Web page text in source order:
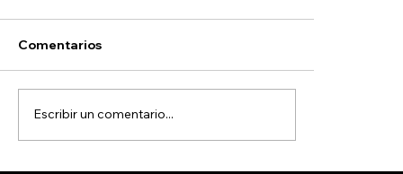
Comentarios
Escribir un comentario...